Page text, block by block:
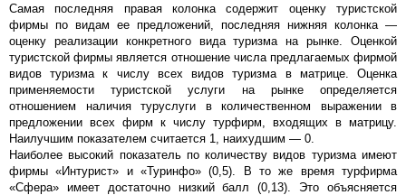
Самая последняя правая колонка содержит оценку туристской
фирмы по видам ее предложений, последняя нижняя колонка —
оценку реализации конкретного вида туризма на рынке. Оценкой
туристской фирмы является отношение числа предлагаемых фирмой
видов туризма к числу всех видов туризма в матрице. Оценка
применяемости туристской услуги на рынке определяется
отношением наличия туруслуги в количественном выражении в
предложении всех фирм к числу турфирм, входящих в матрицу.
Наилучшим показателем считается 1, наихудшим — 0.
Наиболее высокий показатель по количеству видов туризма имеют
фирмы «Интурист» и «Туринфо» (0,5). В то же время турфирма
«Сфера» имеет достаточно низкий балл (0,13). Это объясняется